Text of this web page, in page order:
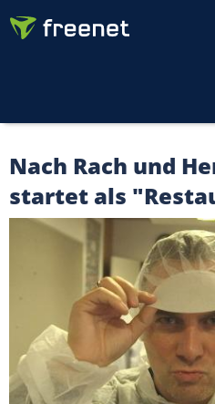
Nach Rach und
startet als